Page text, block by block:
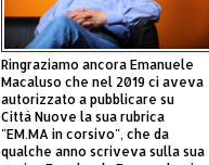
Ringraziamo ancora Emanuele
Macaluso che nel 2019 ci aveva
autorizzato a pubblicare su
Città Nuove la sua rubrica
"EM.MA in corsivo", che da
qualche anno scriveva sulla sua